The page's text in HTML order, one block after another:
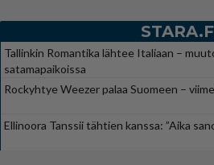
Tallinkin Romantika lähtee Italiaan –
satamapaikoissa
Rockyhtye Weezer palaa Suomeen –
Ellinoora Tanssii tähtien kanssa: ”Aika